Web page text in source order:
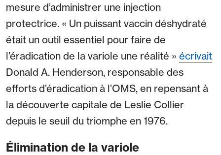
mesure d’administrer une injection
protectrice. « Un puissant vaccin déshydraté
était un outil essentiel pour faire de
l’éradication de la variole une réalité » écrivait
Donald A. Henderson, responsable des
efforts d’éradication à l’OMS, en repensant à
la découverte capitale de Leslie Collier
depuis le seuil du triomphe en 1976.
Élimination de la variole